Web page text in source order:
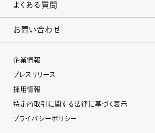
よくある質問
お問い合わせ
企業情報
プレスリリース
採用情報
特定商取引に関する法律に基づく表示
プライバシーポリシー